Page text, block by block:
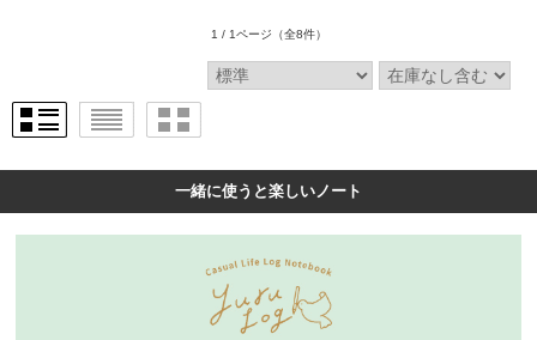
1 / 1ページ （全8件）
一緒に使うと楽しいノート